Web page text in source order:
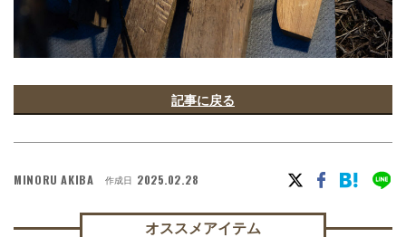
記事に戻る
MINORU AKIBA 作成日 2025.02.28
オススメアイテム